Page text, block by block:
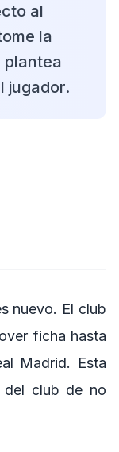
al
la
plantea
jugador.
nuevo. El club
ficha hasta
Madrid. Esta
del club de no